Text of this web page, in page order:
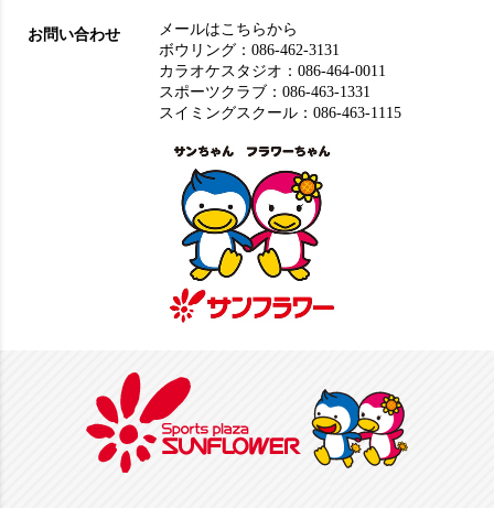
お問い合わせ
メールはこちらから
ボウリング：086-462-3131
カラオケスタジオ：086-464-0011
スポーツクラブ：086-463-1331
スイミングスクール：086-463-1115